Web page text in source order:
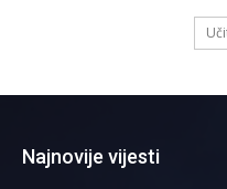
Najnovije vijesti